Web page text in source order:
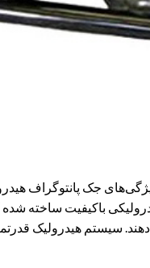
جک پانتوگراف
باکیفیت ساخته
سیستم هیدرولیک